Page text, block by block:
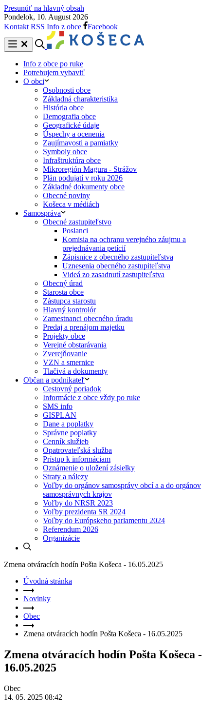
Presunúť na hlavný obsah
Pondelok, 10. August 2026
Kontakt RSS Info z obce Facebook
Info z obce po ruke
Potrebujem vybaviť
O obci
Osobnosti obce
Základná charakteristika
História obce
Demografia obce
Geografické údaje
Úspechy a ocenenia
Zaujímavosti a pamiatky
Symboly obce
Infraštruktúra obce
Mikroregión Magura - Strážov
Plán podujatí v roku 2026
Základné dokumenty obce
Obecné noviny
Košeca v médiách
Samospráva
Obecné zastupiteľstvo
Poslanci
Komisia na ochranu verejného záujmu a
prejednávania petícií
Zápisnice z obecného zastupiteľstva
Uznesenia obecného zastupiteľstva
Videá zo zasadnutí zastupiteľstva
Obecný úrad
Starosta obce
Zástupca starostu
Hlavný kontrolór
Zamestnanci obecného úradu
Predaj a prenájom majetku
Projekty obce
Verejné obstarávania
Zverejňovanie
VZN a smernice
Tlačivá a dokumenty
Občan a podnikateľ
Cestovný poriadok
Informácie z obce vždy po ruke
SMS info
GISPLAN
Dane a poplatky
Správne poplatky
Cenník služieb
Opatrovateľská služba
Prístup k informáciam
Oznámenie o uložení zásielky
Straty a nálezy
Voľby do orgánov samosprávy obcí a a do orgánov
samosprávnych krajov
Voľby do NRSR 2023
Voľby prezidenta SR 2024
Voľby do Európskeho parlamentu 2024
Referendum 2026
Organizácie
Zmena otváracích hodín Pošta Košeca - 16.05.2025
Úvodná stránka
Novinky
Obec
Zmena otváracích hodín Pošta Košeca - 16.05.2025
Zmena otváracích hodín Pošta Košeca -
16.05.2025
Obec
14. 05. 2025 08:42